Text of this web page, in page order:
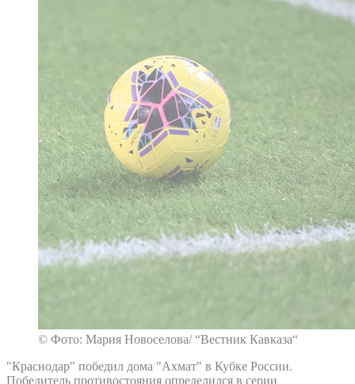
© Фото: Мария Новоселова/ “Вестник Кавказа“
"Краснодар" победил дома "Ахмат" в Кубке России.
Победитель противостояния определился в серии